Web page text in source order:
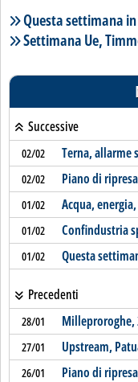
Lista notizie correlate
Questa settimana
Settimana Ue,
Successive
02/02 Terna, allarme
02/02 Piano di
01/02 Acqua,
01/02 Confindustria
01/02 Questa
Precedenti
28/01 Milleproroghe,
27/01 Upstream,
26/01 Piano di